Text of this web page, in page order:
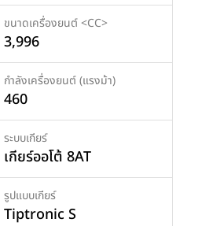
ขนาดเครื่องยนต์ <CC>
3,996
กำลังเครื่องยนต์ (แรงม้า)
460
ระบบเกียร์
เกียร์ออโต้ 8AT
รูปแบบเกียร์
Tiptronic S